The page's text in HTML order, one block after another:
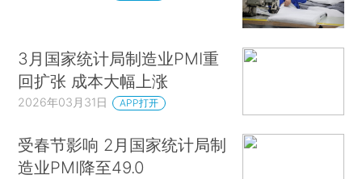
3月国家统计局制造业PMI重
回扩张 成本大幅上涨
2026年03月31日 APP打开
受春节影响 2月国家统计局制
造业PMI降至49.0